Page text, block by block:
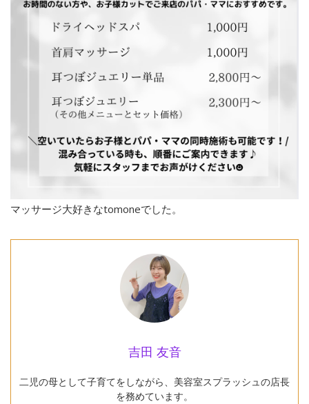
マッサージ大好きなtomoneでした。
吉田 友音
二児の母として子育てをしながら、美容室スプラッシュの店長
を務めています。